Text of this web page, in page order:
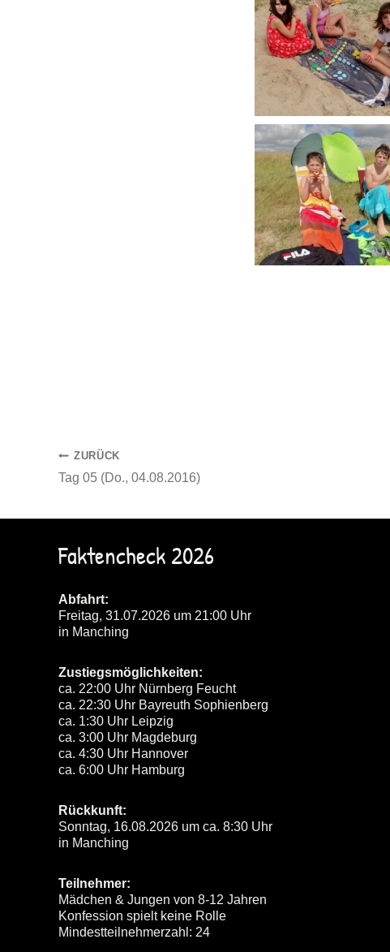
Beitragsnavigation
ZURÜCK
Tag 05 (Do., 04.08.2016)
Faktencheck 2026
Abfahrt:
Freitag, 31.07.2026 um 21:00 Uhr
in Manching
Zustiegsmöglichkeiten:
ca. 22:00 Uhr Nürnberg Feucht
ca. 22:30 Uhr Bayreuth Sophienberg
ca. 1:30 Uhr Leipzig
ca. 3:00 Uhr Magdeburg
ca. 4:30 Uhr Hannover
ca. 6:00 Uhr Hamburg
Rückkunft:
Sonntag, 16.08.2026 um ca. 8:30 Uhr
in Manching
Teilnehmer:
Mädchen & Jungen von 8-12 Jahren
Konfession spielt keine Rolle
Mindestteilnehmerzahl: 24